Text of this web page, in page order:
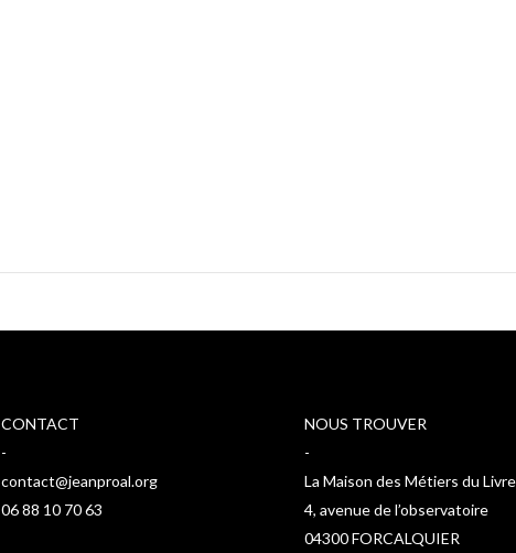
CONTACT
-
contact@jeanproal.org
06 88 10 70 63
NOUS TROUVER
-
La Maison des Métiers du Livre
4, avenue de l’observatoire
04300 FORCALQUIER